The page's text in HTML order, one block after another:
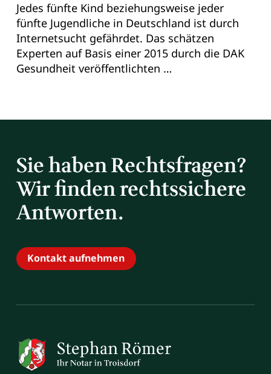
Jedes fünfte Kind beziehungsweise jeder
fünfte Jugendliche in Deutschland ist durch
Internetsucht gefährdet. Das schätzen
Experten auf Basis einer 2015 durch die DAK
Gesundheit veröffentlichten …
Sie haben Rechtsfragen?
Wir finden rechtssichere
Antworten.
Kontakt aufnehmen